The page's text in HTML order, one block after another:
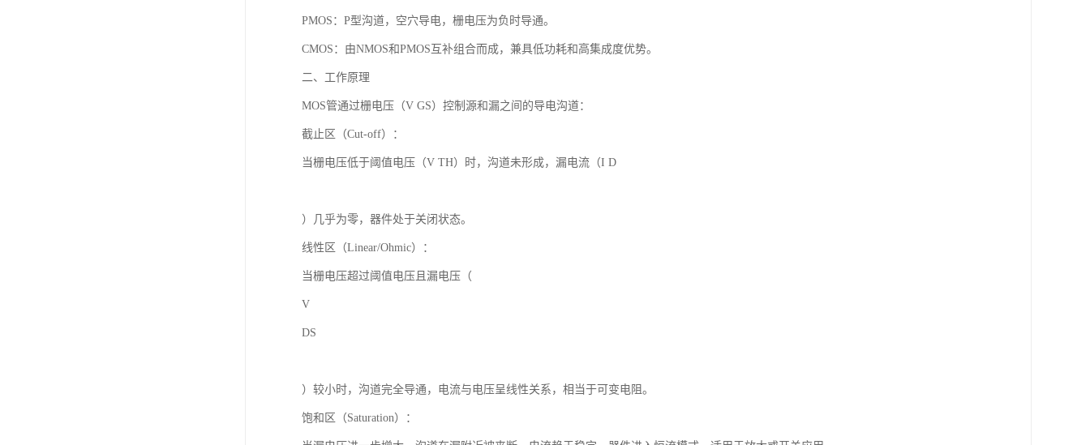
PMOS：P型沟道，空穴导电，栅电压为负时导通。
CMOS：由NMOS和PMOS互补组合而成，兼具低功耗和高集成度优势。
二、工作原理
MOS管通过栅电压（V GS）控制源和漏之间的导电沟道：
截止区（Cut-off）：
当栅电压低于阈值电压（V TH）时，沟道未形成，漏电流（I D
）几乎为零，器件处于关闭状态。
线性区（Linear/Ohmic）：
当栅电压超过阈值电压且漏电压（
V
DS
）较小时，沟道完全导通，电流与电压呈线性关系，相当于可变电阻。
饱和区（Saturation）：